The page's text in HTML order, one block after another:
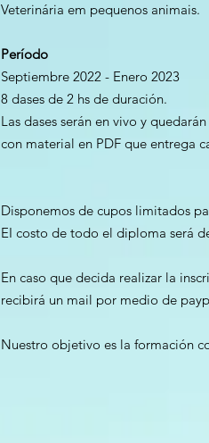
Veterinária em pequenos animais.
Período
Septiembre 2022 - Enero 2023
8 dases de 2 hs de duración.
Las dases serán en vivo y
con material en PDF que entrega
Disponemos de cupos limitados
EI costo de todo el diploma será
En caso que decida realizar la
recibirá un mail por medio de
Nuestro objetivo es la formación